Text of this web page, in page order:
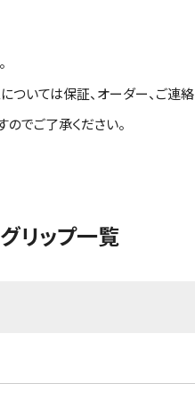
ついては保証、オーダー、ご連
でご了承ください。
リップ一覧